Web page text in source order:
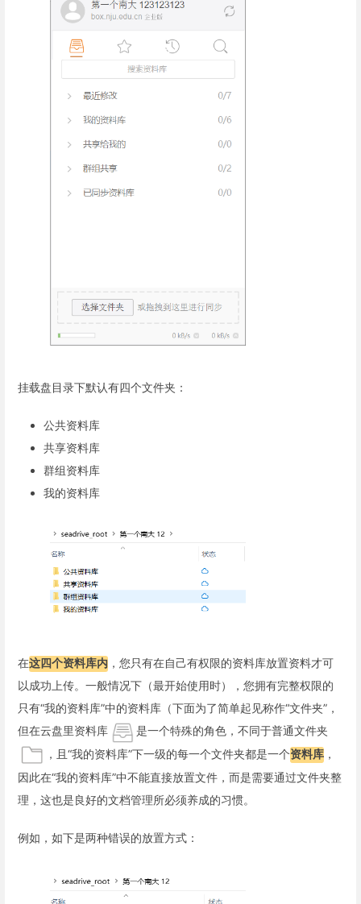
挂载盘目录下默认有四个文件夹：
公共资料库
共享资料库
群组资料库
我的资料库
在这四个资料库内 ，您只有在自己有权限的资料库放置资料才可
以成功上传。一般情况下（最开始使用时），您拥有完整权限的
只有“我的资料库”中的资料库（下面为了简单起见称作“文件夹”，
但在云盘里资料库
是一个特殊的角色，不同于普通文件夹
，且“我的资料库”下一级的每一个文件夹都是一个资料库 ，
因此在“我的资料库”中不能直接放置文件，而是需要通过文件夹整
理，这也是良好的文档管理所必须养成的习惯。
例如，如下是两种错误的放置方式：